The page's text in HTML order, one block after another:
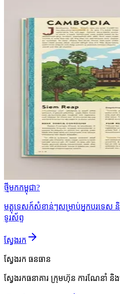
ថ្មីមកកម្ពុជា?
មគ្គុទេសក៍សំខាន់ៗសម្រាប់អ្នកបរទេស
ទូរស័ព្ទ
ស្វែងរក
ស្វែងរក ធនធាន
ស្វែងរកធនាគារ ក្រុមហ៊ុន ការណែនាំ និ